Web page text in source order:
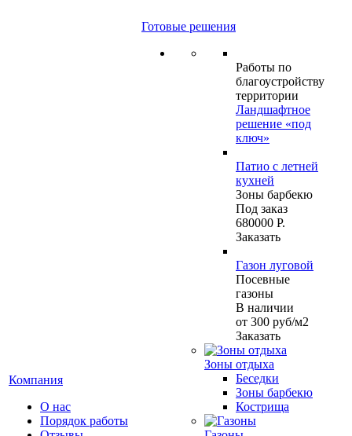
Компания
О нас
Порядок работы
Готовые решения
Работы по
благоустройству
территории
Ландшафтное
решение «под
ключ»
Патио с летней
кухней
Зоны барбекю
Под заказ
680000 Р.
Заказать
Газон луговой
Посевные
газоны
В наличии
от 300 руб/м2
Заказать
Зоны отдыха
Беседки
Зоны барбекю
Кострища